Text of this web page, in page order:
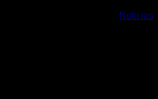
Noticias